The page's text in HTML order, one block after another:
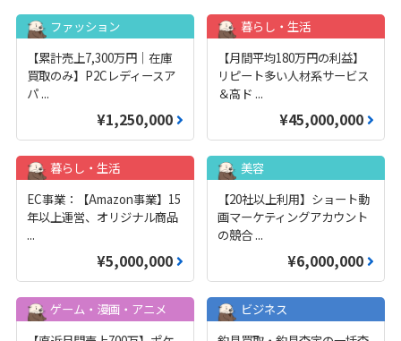
ファッション
【累計売上7,300万円｜在庫
買取のみ】P2Cレディースア
パ ...
¥1,250,000
暮らし・生活
【月間平均180万円の利益】
リピート多い人材系サービス
＆高ド ...
¥45,000,000
暮らし・生活
EC事業：【Amazon事業】15
年以上運営、オリジナル商品
...
¥5,000,000
美容
【20社以上利用】ショート動
画マーケティングアカウント
の競合...
¥6,000,000
ゲーム・漫画・アニメ
ビジネス